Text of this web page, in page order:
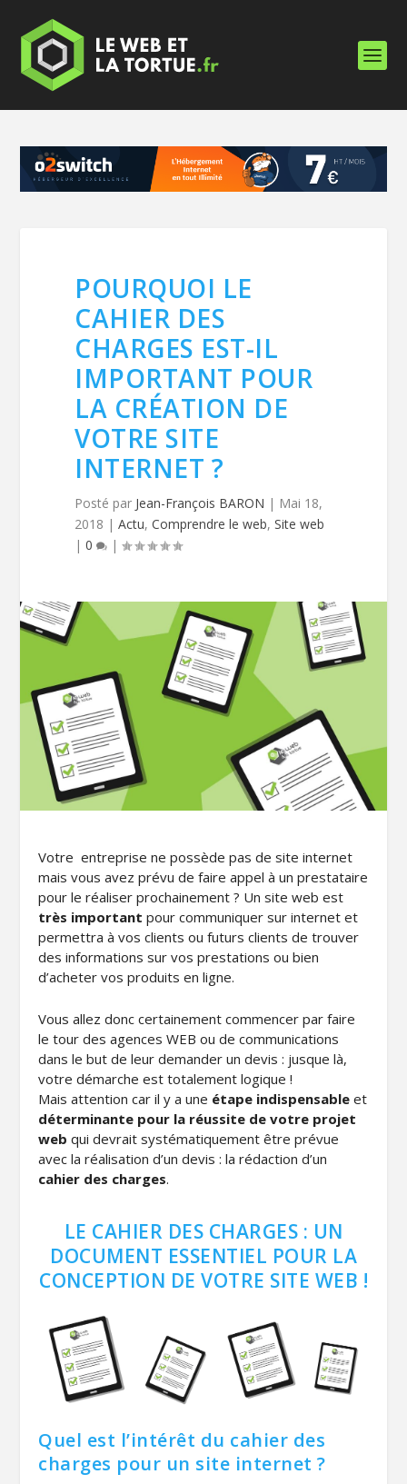
POURQUOI LE
CAHIER DES
CHARGES EST-IL
IMPORTANT POUR
LA CRÉATION DE
VOTRE SITE
INTERNET ?
Posté par Jean-François BARON | Mai 18,
2018 |Actu,Comprendre le web,Site web
|0 |
Votre entreprise ne possède pas de site internet
mais vous avez prévu de faire appel à un prestataire
pour le réaliser prochainement ? Un site web est
très important pour communiquer sur internet et
permettra à vos clients ou futurs clients de trouver
des informations sur vos prestations ou bien
d’acheter vos produits en ligne.
Vous allez donc certainement commencer par faire
le tour des agences WEB ou de communications
dans le but de leur demander un devis : jusque là,
votre démarche est totalement logique !
Mais attention car il y a une étape indispensable et
déterminante pour la réussite de votre projet
web qui devrait systématiquement être prévue
avec la réalisation d’un devis : la rédaction d’un
cahier des charges.
LE CAHIER DES CHARGES : UN
DOCUMENT ESSENTIEL POUR LA
CONCEPTION DE VOTRE SITE WEB !
Quel est l’intérêt du cahier des
charges pour un site internet ?